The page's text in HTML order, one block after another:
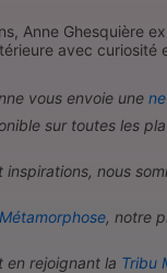
Anne Ghesquière
avec curiosité
vous envoie une
sur toutes les
inspirations, nous
, notre
en rejoignant la Tribu